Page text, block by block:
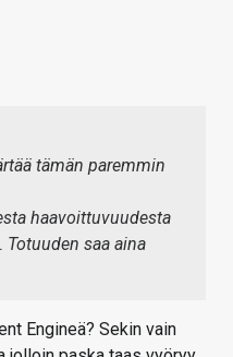
tämän paremmin
haavoittuvuudesta
saa aina
Engineä? Sekin vain